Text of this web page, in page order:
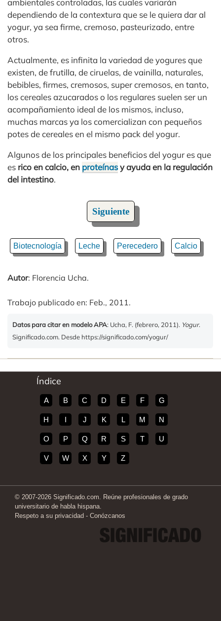
ambientales controladas, las cuales variarán
dependiendo de la contextura que se le quiera dar al
yogur, ya sea firme, cremoso, pasteurizado, entre
otros.
Actualmente, es infinita la variedad de yogures que
existen, de frutilla, de ciruelas, de vainilla, naturales,
bebibles, firmes, cremosos, super cremosos, en tanto,
los cereales azucarados o los regulares suelen ser un
acompañamiento ideal de los mismos, incluso,
muchas marcas ya los comercializan con pequeños
potes de cereales en el mismo pack del yogur.
Algunos de los principales beneficios del yogur es que
es rico en calcio, en proteínasy ayuda en la regulación
del intestino.
Siguiente
Biotecnología Leche Perecedero Calcio
Autor: Florencia Ucha.
Trabajo publicado en: Feb., 2011.
Datos para citar en modelo APA: Ucha, F. (febrero, 2011). Yogur.
Significado.com. Desde https://significado.com/yogur/
Índice
A B C D E F G
H I J K L M N
O P Q R S T U
V W X Y Z
© 2007-2026 Significado.com. Reúne profesionales de grado
universitario de habla hispana.
Respeto a su privacidad - Conózcanos